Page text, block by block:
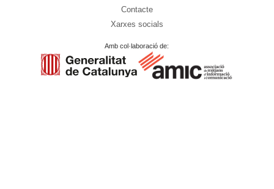
Contacte
Xarxes socials
Amb col·laboració de: